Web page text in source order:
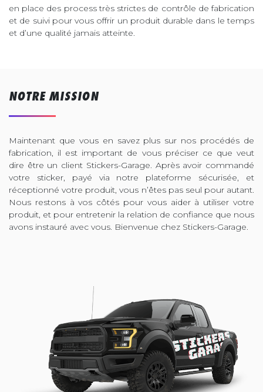
en place des process très strictes de contrôle de fabrication
et de suivi pour vous offrir un produit durable dans le temps
et d’une qualité jamais atteinte.
NOTRE MISSION
Maintenant que vous en savez plus sur nos procédés de
fabrication, il est important de vous préciser ce que veut
dire être un client Stickers-Garage. Après avoir commandé
votre sticker, payé via notre plateforme sécurisée, et
réceptionné votre produit, vous n’êtes pas seul pour autant.
Nous restons à vos côtés pour vous aider à utiliser votre
produit, et pour entretenir la relation de confiance que nous
avons instauré avec vous. Bienvenue chez Stickers-Garage.